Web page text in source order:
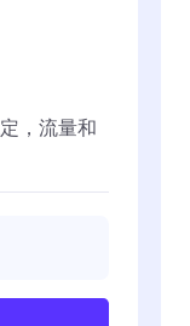
，流量和